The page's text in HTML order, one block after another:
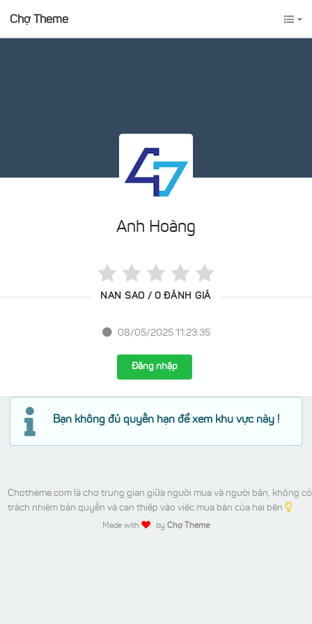
Chợ Theme
Anh Hoàng
NAN SAO / 0 ĐÁNH GIÁ
08/05/2025 11:23:35
Đăng nhập
Bạn không đủ quyền hạn để xem khu vực này !
Chotheme.com là chợ trung gian giữa người mua và người bán, không có
trách nhiệm bản quyền và can thiệp vào việc mua bán của hai bên
Made with by Chợ Theme